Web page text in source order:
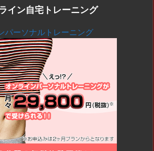
イン自宅トレーニング
パーソナルトレーニング